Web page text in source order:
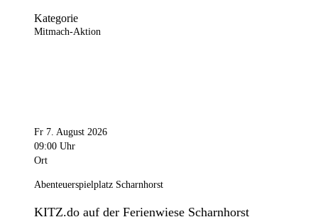
Kategorie
Mitmach-Aktion
Fr 7. August 2026
09:00 Uhr
Ort
Abenteuerspielplatz Scharnhorst
KITZ.do auf der Ferienwiese Scharnhorst